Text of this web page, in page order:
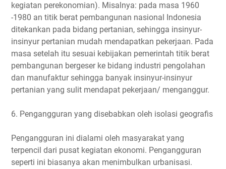
kegiatan perekonomian). Misalnya: pada masa 1960
-1980 an titik berat pembangunan nasional Indonesia
ditekankan pada bidang pertanian, sehingga insinyur-
insinyur pertanian mudah mendapatkan pekerjaan. Pada
masa setelah itu sesuai kebijakan pemerintah titik berat
pembangunan bergeser ke bidang industri pengolahan
dan manufaktur sehingga banyak insinyur-insinyur
pertanian yang sulit mendapat pekerjaan/ menganggur.
6. Pengangguran yang disebabkan oleh isolasi geografis
Pengangguran ini dialami oleh masyarakat yang
terpencil dari pusat kegiatan ekonomi. Pengangguran
seperti ini biasanya akan menimbulkan urbanisasi.